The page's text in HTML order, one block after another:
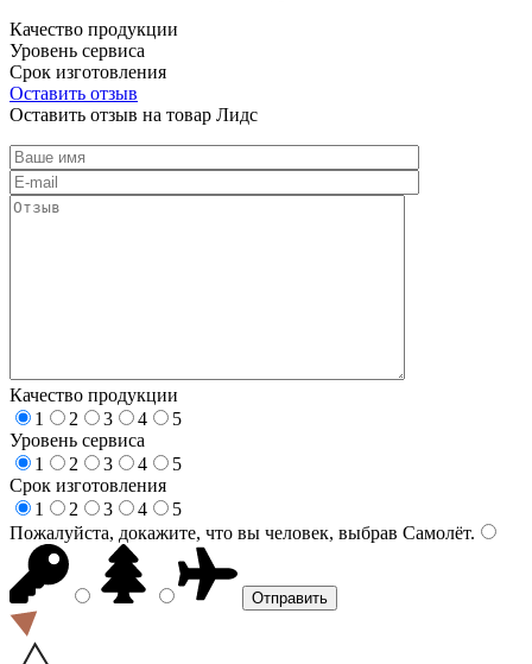
Качество продукции
Уровень сервиса
Срок изготовления
Оставить отзыв
Оставить отзыв на товар Лидс
Качество продукции
1
2 3 4
5
Уровень сервиса
1
2 3 4
5
Срок изготовления
1
2 3 4
5
Пожалуйста, докажите, что вы человек, выбрав Самолёт.